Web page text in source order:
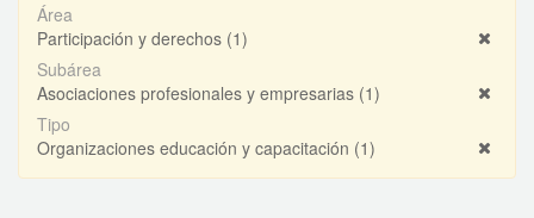
Área
Participación y derechos (1)
Subárea
Asociaciones profesionales y empresarias (1)
Tipo
Organizaciones educación y capacitación (1)